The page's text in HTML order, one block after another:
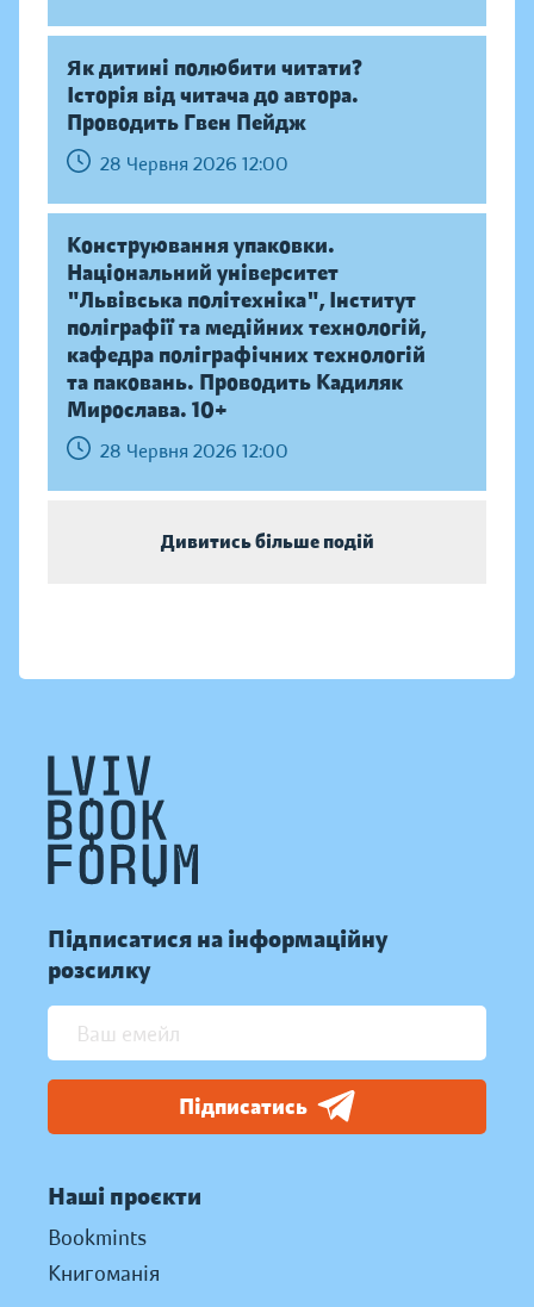
Як дитині полюбити читати?
Історія від читача до автора.
Проводить Гвен Пейдж
28 Червня 2026 12:00
Конструювання упаковки.
Національний університет
"Львівська політехніка", Інститут
поліграфії та медійних технологій,
кафедра поліграфічних технологій
та паковань. Проводить Кадиляк
Мирослава. 10+
28 Червня 2026 12:00
Дивитись більше подій
Підписатися на інформаційну
розсилку
Підписатись
Наші проєкти
Bookmints
Книгоманія